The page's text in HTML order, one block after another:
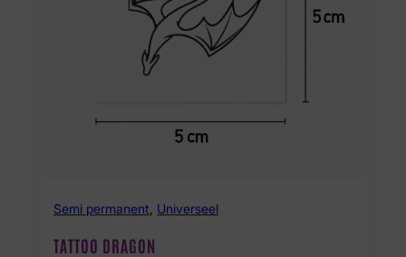
Semi permanent Universeel
TATTOO DRAGON